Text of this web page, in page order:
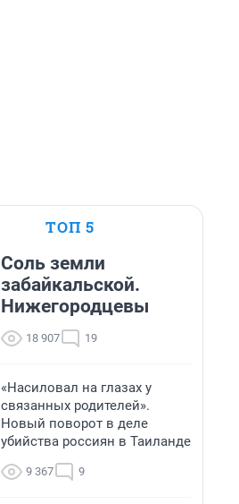
ТОП 5
Соль земли
забайкальской.
Нижегородцевы
18 907 19
«Насиловал на глазах у
связанных родителей».
Новый поворот в деле
убийства россиян в Таиланде
9 367 9